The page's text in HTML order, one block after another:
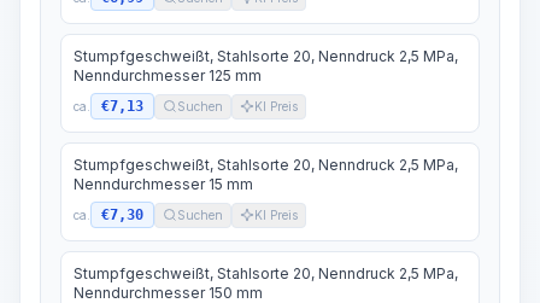
Stumpfgeschweißt, Stahlsorte 20, Nenndruck 2,5 MPa,
Nenndurchmesser 125 mm
ca. €7,13 Suchen KI Preis
Stumpfgeschweißt, Stahlsorte 20, Nenndruck 2,5 MPa,
Nenndurchmesser 15 mm
ca. €7,30 Suchen KI Preis
Stumpfgeschweißt, Stahlsorte 20, Nenndruck 2,5 MPa,
Nenndurchmesser 150 mm